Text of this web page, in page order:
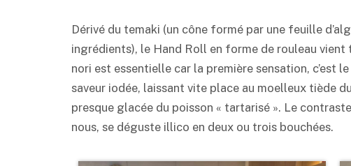
Dérivé du temaki (un cône formé par une feuille
ingrédients), le Hand Roll en forme de rouleau
nori est essentielle car la première sensation,
saveur iodée, laissant vite place au moelleux tiède
presque glacée du poisson « tartarisé ». Le
nous, se déguste illico en deux ou trois bouchées.